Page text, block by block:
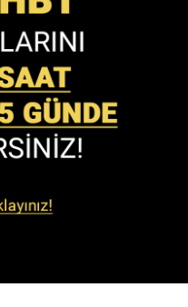
ortamda tespit edilecektir.
önce mezuniyet
MEZUNU ADAYLARIN
22.11.2021tarihleri
08:3016:30 arası)
Kontenjan grubuna göre